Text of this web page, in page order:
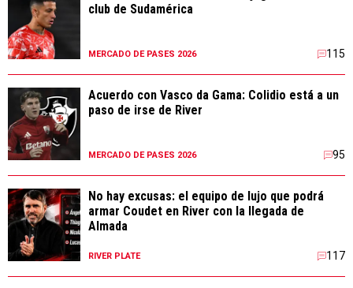
club de Sudamérica
MERCADO DE PASES 2026 115
Acuerdo con Vasco da Gama: Colidio está a un
paso de irse de River
MERCADO DE PASES 2026 95
No hay excusas: el equipo de lujo que podrá
armar Coudet en River con la llegada de
Almada
RIVER PLATE 117